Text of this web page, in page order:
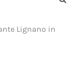
Lignano in